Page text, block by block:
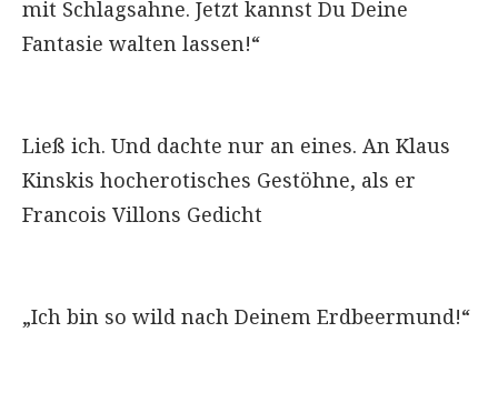
mit Schlagsahne. Jetzt kannst Du Deine
Fantasie walten lassen!“
Ließ ich. Und dachte nur an eines. An Klaus
Kinskis hocherotisches Gestöhne, als er
Francois Villons Gedicht
„Ich bin so wild nach Deinem Erdbeermund!“